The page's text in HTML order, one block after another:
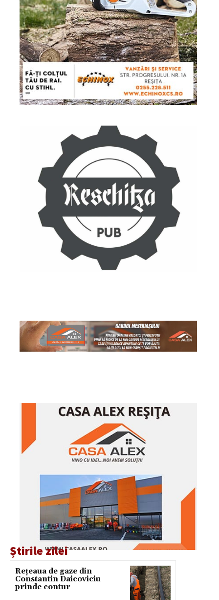
Știrile zilei
Rețeaua de gaze din
Constantin Daicoviciu
prinde contur